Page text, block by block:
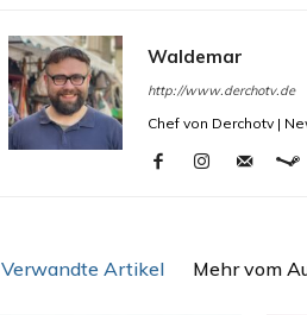
Waldemar
http://www.derchotv.de
Chef von Derchotv |
Verwandte Artikel Mehr vom